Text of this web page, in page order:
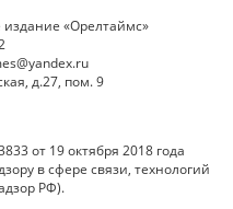
издание «Орелтаймс»
д.27, пом. 9
от 19 октября 2018 года
в сфере связи, технологий
РФ).